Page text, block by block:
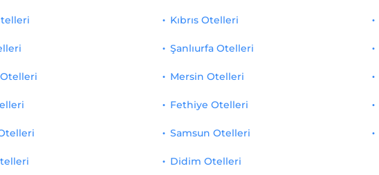
Kıbrıs Otelleri
Şanlıurfa Otelleri
Mersin Otelleri
Fethiye Otelleri
Samsun Otelleri
Didim Otelleri